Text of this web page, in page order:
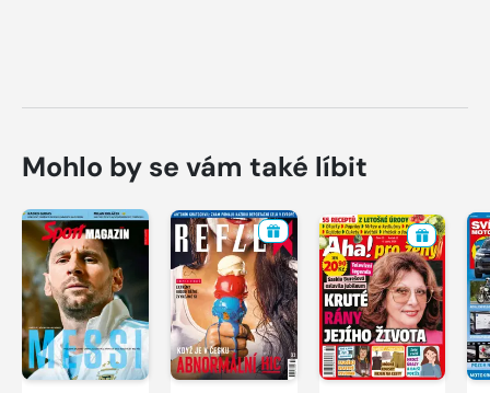
Mohlo by se vám také líbit